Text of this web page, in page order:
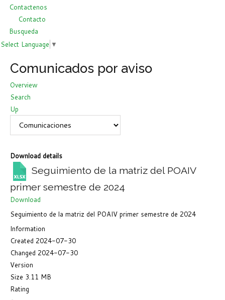
Contactenos
Contacto
Busqueda
Select Language ▼
Comunicados por aviso
Overview
Search
Up
Download details
Seguimiento de la matriz del POAIV
primer semestre de 2024
Download
Seguimiento de la matriz del POAIV primer semestre de 2024
Information
Created 2024-07-30
Changed 2024-07-30
Version
Size 3.11 MB
Rating